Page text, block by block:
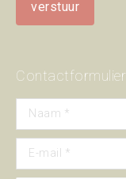
Contactformulier
Naam *
E-mail *